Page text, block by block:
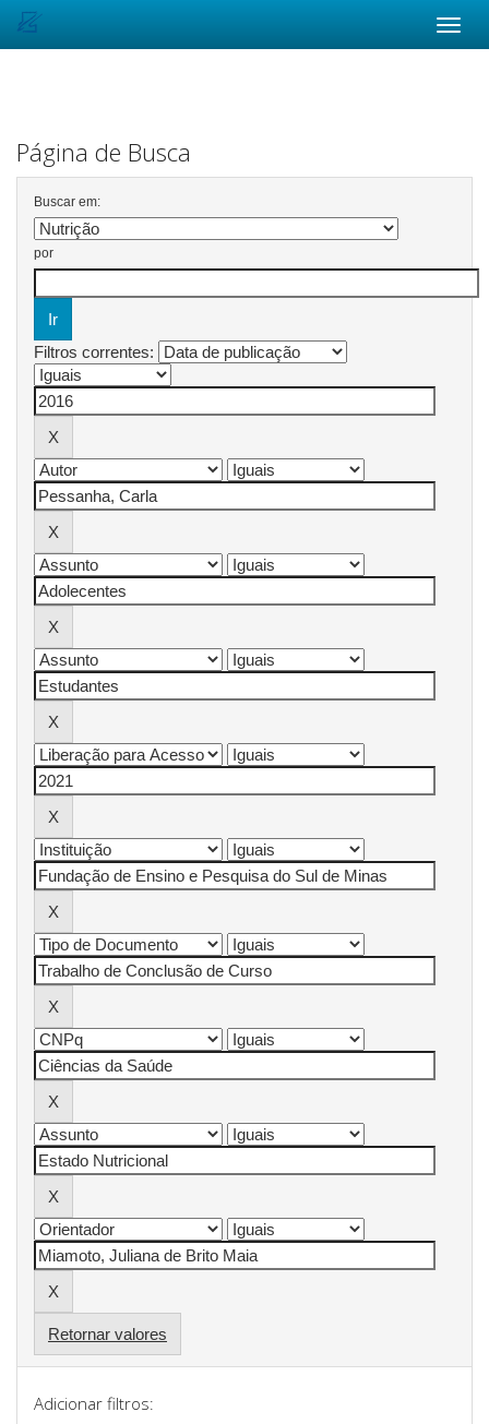
Página de Busca
Buscar em:
por
Filtros correntes:
Retornar valores
Adicionar filtros: